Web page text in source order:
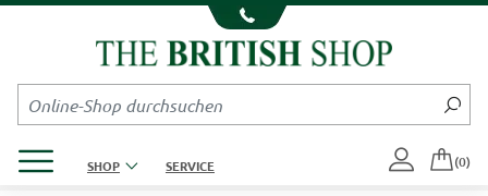
Kompletten Head der Seite überspringen
SHOP SERVICE (0)